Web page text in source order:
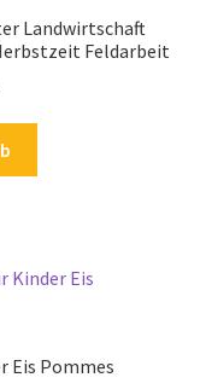
Landwirtschaft
Feldarbeit
Eis Pommes